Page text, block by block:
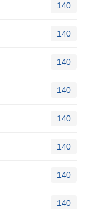
140
140
140
140
140
140
140
140